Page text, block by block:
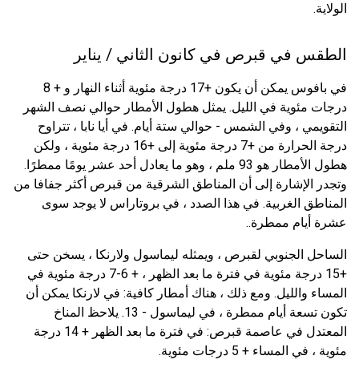
الولاية.
الطقس في قبرص في كانون الثاني / يناير
في بافوس يمكن أن يكون +17 درجة مئوية أثناء النهار و + 8
درجات مئوية في الليل. يمثل هطول الأمطار حوالي نصف الشهر
التقويمي ، وفي الشمس - حوالي ستة أيام. في أيا نابا ، تتراوح
درجة الحرارة من +7 درجة مئوية إلى +16 درجة مئوية ، ولكن
هطول الأمطار هو 93 ملم ، وهو ما يعادل أحد عشر يومًا ممطرًا.
وتجدر الإشارة إلى أن المناطق الشرقية من قبرص أكثر جفافا من
المناطق الغربية. في هذا الصدد ، في بروتاراس لا يوجد سوى
عشرة أيام ممطرة..
الساحل الجنوبي لقبرص ، ويمثله ليماسول ولارنكا ، يسخن حتى
+15 درجة مئوية في فترة ما بعد الظهر ، + 6-7 درجة مئوية في
المساء والليل. ومع ذلك ، هناك أمطار كافية: في لارنكا يمكن أن
تكون تسعة أيام ممطرة ، في ليماسول - 13. يلاحظ المناخ
المعتدل في عاصمة قبرص: في فترة ما بعد الظهر + 14 درجة
مئوية ، في المساء + 5 درجات مئوية.